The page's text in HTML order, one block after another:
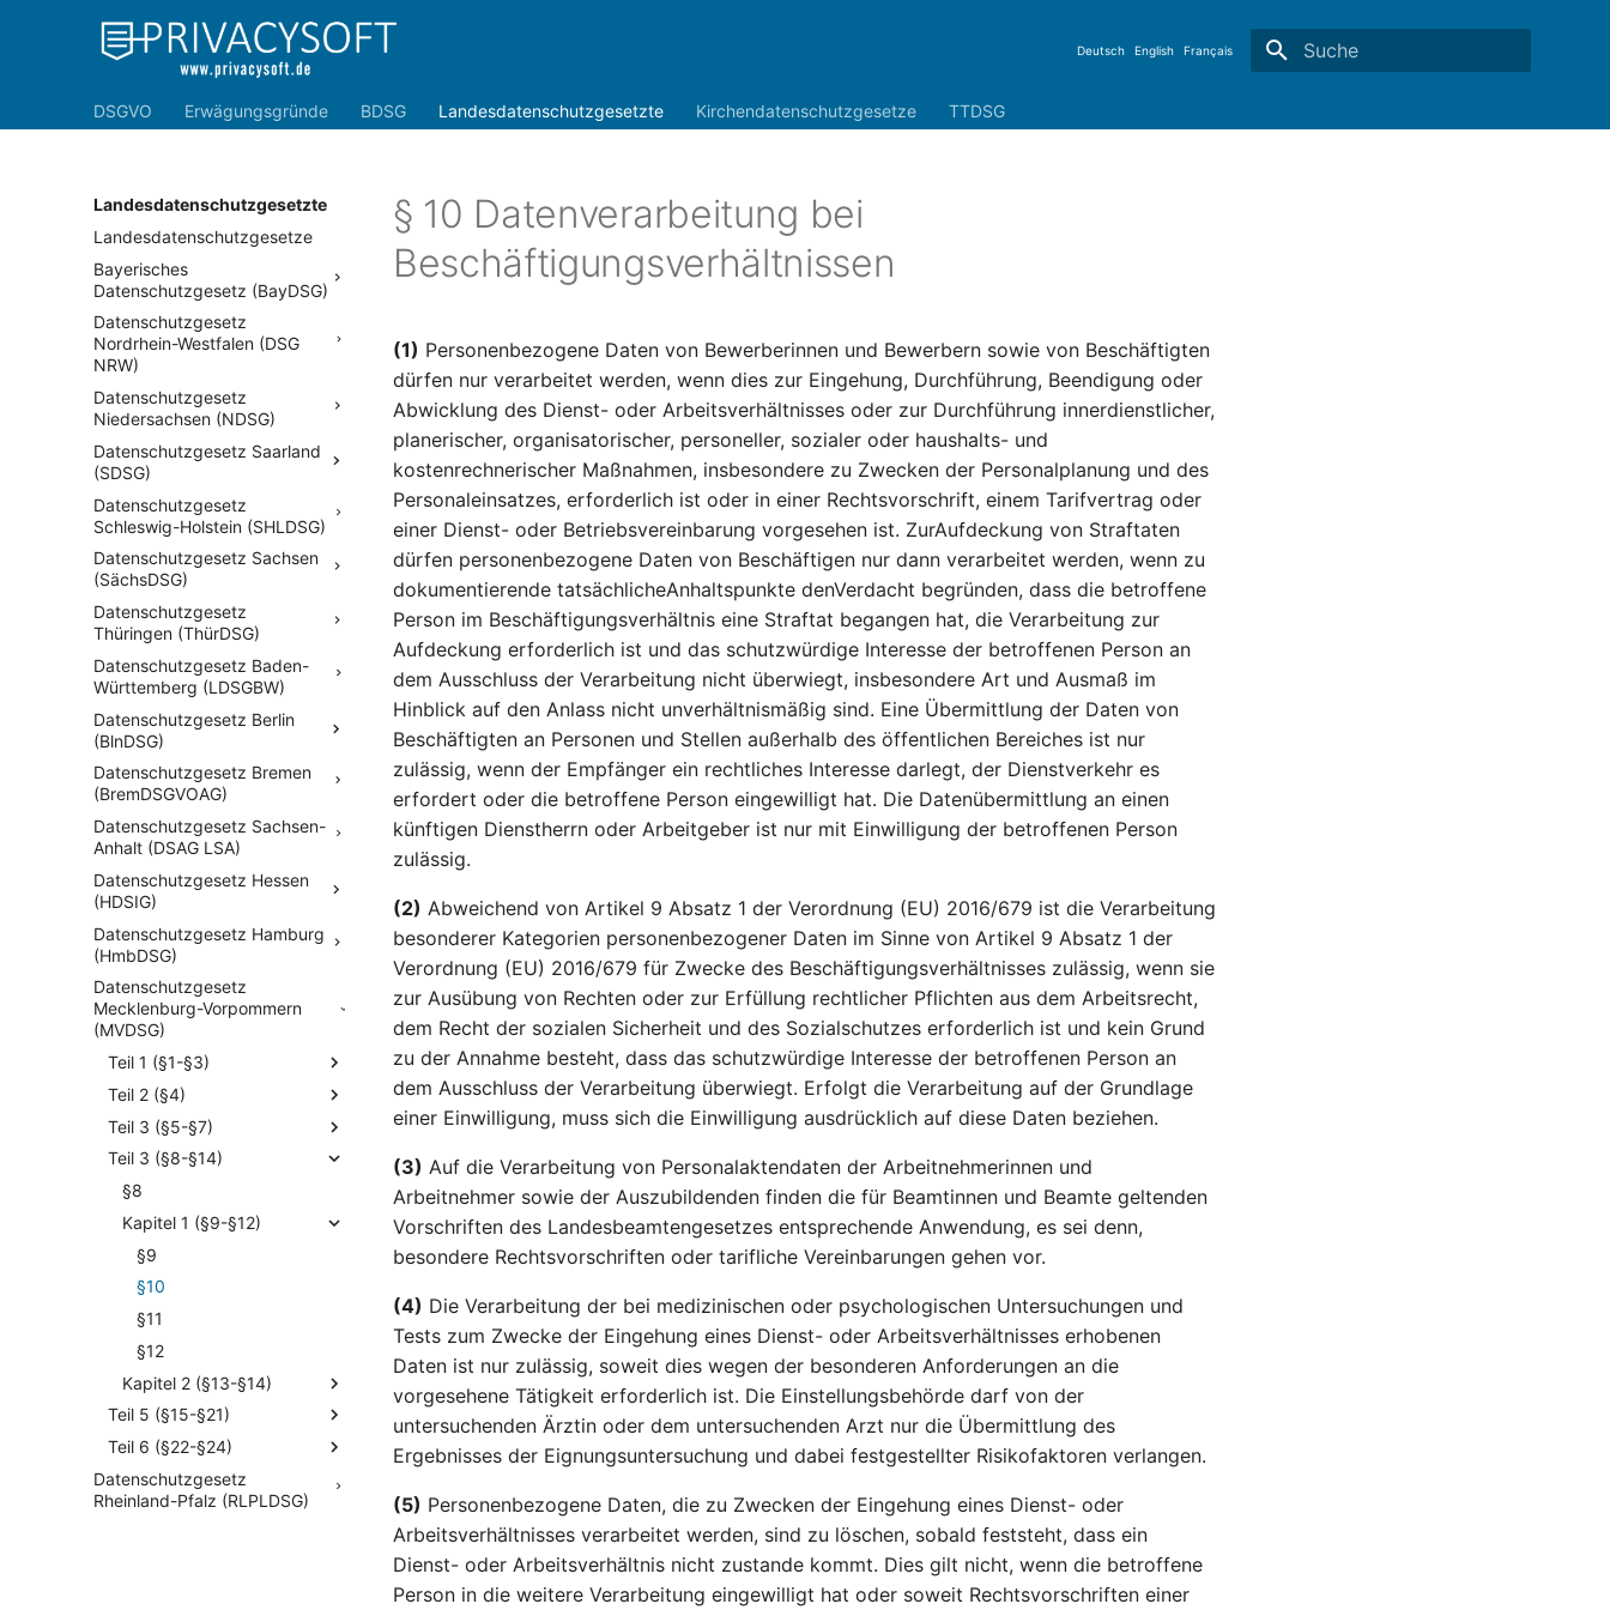
Deutsch English Français
DSGVO Erwägungsgründe BDSG Landesdatenschutzgesetzte Kirchendatenschutzgesetze TTDSG
Landesdatenschutzgesetzte
Landesdatenschutzgesetze
Bayerisches
Datenschutzgesetz (BayDSG)
Datenschutzgesetz
Nordrhein-Westfalen (DSG
NRW)
Datenschutzgesetz
Niedersachsen (NDSG)
Datenschutzgesetz Saarland
(SDSG)
Datenschutzgesetz
Schleswig-Holstein (SHLDSG)
Datenschutzgesetz Sachsen
(SächsDSG)
Datenschutzgesetz
Thüringen (ThürDSG)
Datenschutzgesetz Baden-
Württemberg (LDSGBW)
Datenschutzgesetz Berlin
(BlnDSG)
Datenschutzgesetz Bremen
(BremDSGVOAG)
Datenschutzgesetz Sachsen-
Anhalt (DSAG LSA)
Datenschutzgesetz Hessen
(HDSIG)
Datenschutzgesetz Hamburg
(HmbDSG)
Datenschutzgesetz
Mecklenburg-Vorpommern
(MVDSG)
Teil 1 (§1-§3)
Teil 2 (§4)
Teil 3 (§5-§7)
Teil 3 (§8-§14)
§8
Kapitel 1 (§9-§12)
§9
§10
§11
§12
Kapitel 2 (§13-§14)
Teil 5 (§15-§21)
Teil 6 (§22-§24)
Datenschutzgesetz
Rheinland-Pfalz (RLPLDSG)
§ 10 Datenverarbeitung bei
Beschäftigungsverhältnissen
(1) Personenbezogene Daten von Bewerberinnen und Bewerbern sowie von Beschäftigten
dürfen nur verarbeitet werden, wenn dies zur Eingehung, Durchführung, Beendigung oder
Abwicklung des Dienst- oder Arbeitsverhältnisses oder zur Durchführung innerdienstlicher,
planerischer, organisatorischer, personeller, sozialer oder haushalts- und
kostenrechnerischer Maßnahmen, insbesondere zu Zwecken der Personalplanung und des
Personaleinsatzes, erforderlich ist oder in einer Rechtsvorschrift, einem Tarifvertrag oder
einer Dienst- oder Betriebsvereinbarung vorgesehen ist. ZurAufdeckung von Straftaten
dürfen personenbezogene Daten von Beschäftigen nur dann verarbeitet werden, wenn zu
dokumentierende tatsächlicheAnhaltspunkte denVerdacht begründen, dass die betroffene
Person im Beschäftigungsverhältnis eine Straftat begangen hat, die Verarbeitung zur
Aufdeckung erforderlich ist und das schutzwürdige Interesse der betroffenen Person an
dem Ausschluss der Verarbeitung nicht überwiegt, insbesondere Art und Ausmaß im
Hinblick auf den Anlass nicht unverhältnismäßig sind. Eine Übermittlung der Daten von
Beschäftigten an Personen und Stellen außerhalb des öffentlichen Bereiches ist nur
zulässig, wenn der Empfänger ein rechtliches Interesse darlegt, der Dienstverkehr es
erfordert oder die betroffene Person eingewilligt hat. Die Datenübermittlung an einen
künftigen Dienstherrn oder Arbeitgeber ist nur mit Einwilligung der betroffenen Person
zulässig.
(2) Abweichend von Artikel 9 Absatz 1 der Verordnung (EU) 2016/679 ist die Verarbeitung
besonderer Kategorien personenbezogener Daten im Sinne von Artikel 9 Absatz 1 der
Verordnung (EU) 2016/679 für Zwecke des Beschäftigungsverhältnisses zulässig, wenn sie
zur Ausübung von Rechten oder zur Erfüllung rechtlicher Pflichten aus dem Arbeitsrecht,
dem Recht der sozialen Sicherheit und des Sozialschutzes erforderlich ist und kein Grund
zu der Annahme besteht, dass das schutzwürdige Interesse der betroffenen Person an
dem Ausschluss der Verarbeitung überwiegt. Erfolgt die Verarbeitung auf der Grundlage
einer Einwilligung, muss sich die Einwilligung ausdrücklich auf diese Daten beziehen.
(3) Auf die Verarbeitung von Personalaktendaten der Arbeitnehmerinnen und
Arbeitnehmer sowie der Auszubildenden finden die für Beamtinnen und Beamte geltenden
Vorschriften des Landesbeamtengesetzes entsprechende Anwendung, es sei denn,
besondere Rechtsvorschriften oder tarifliche Vereinbarungen gehen vor.
(4) Die Verarbeitung der bei medizinischen oder psychologischen Untersuchungen und
Tests zum Zwecke der Eingehung eines Dienst- oder Arbeitsverhältnisses erhobenen
Daten ist nur zulässig, soweit dies wegen der besonderen Anforderungen an die
vorgesehene Tätigkeit erforderlich ist. Die Einstellungsbehörde darf von der
untersuchenden Ärztin oder dem untersuchenden Arzt nur die Übermittlung des
Ergebnisses der Eignungsuntersuchung und dabei festgestellter Risikofaktoren verlangen.
(5) Personenbezogene Daten, die zu Zwecken der Eingehung eines Dienst- oder
Arbeitsverhältnisses verarbeitet werden, sind zu löschen, sobald feststeht, dass ein
Dienst- oder Arbeitsverhältnis nicht zustande kommt. Dies gilt nicht, wenn die betroffene
Person in die weitere Verarbeitung eingewilligt hat oder soweit Rechtsvorschriften einer